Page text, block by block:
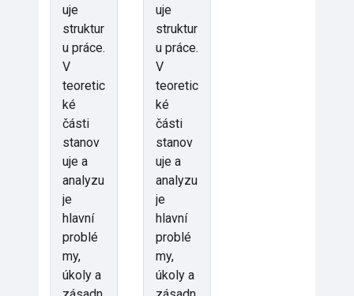
uje
struktur
u práce.
V
teoretic
ké
části
stanov
uje a
analyzu
je
hlavní
problé
my,
úkoly a
uje
struktur
u práce.
V
teoretic
ké
části
stanov
uje a
analyzu
je
hlavní
problé
my,
úkoly a